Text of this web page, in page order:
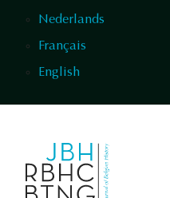
Nederlands
Français
English